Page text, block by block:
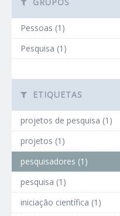
Pessoas (1)
Pesquisa (1)
ETIQUETAS
projetos de pesquisa (1)
projetos (1)
pesquisadores (1)
pesquisa (1)
iniciação científica (1)